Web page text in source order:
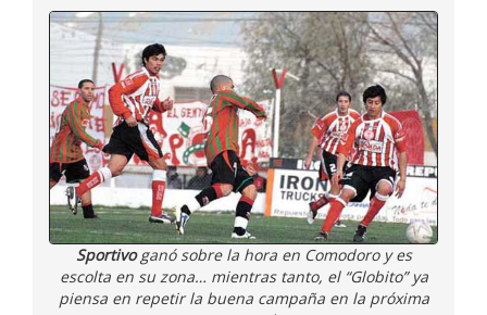
Sportivoganó sobre la hora en Comodoro y es
escolta en su zona… mientras tanto, el “Globito” ya
piensa en repetir la buena campaña en la próxima